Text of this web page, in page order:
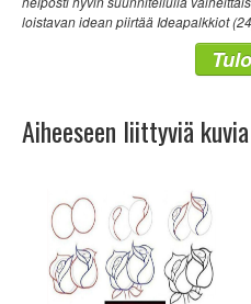
loistavan idean piirtää Ideapalkkiot
Aiheeseen liittyviä